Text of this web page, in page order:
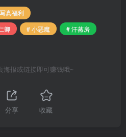
写真福利
卿 # 小恶魔
# 汗蒸房
海报或链接即可赚钱哦~
分享 收藏